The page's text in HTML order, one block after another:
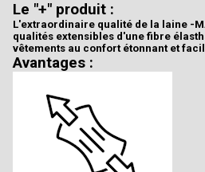
Le "+" produit :
L'extraordinaire qualité de la laine -
qualités extensibles d'une fibre
vêtements au confort étonnant et
Avantages :